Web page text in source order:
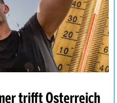
trifft Österreich